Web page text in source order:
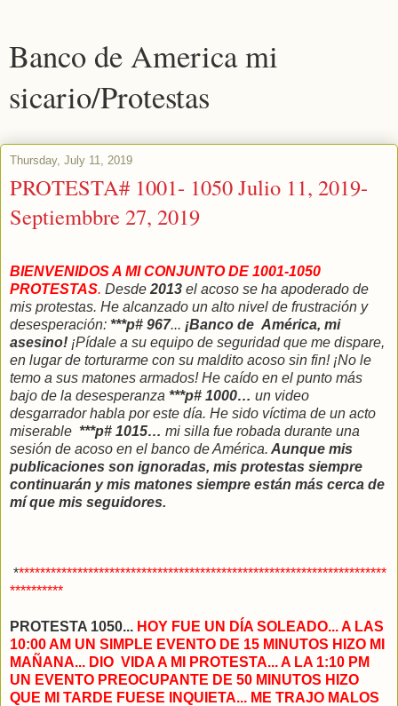
Banco de America mi
sicario/Protestas
Thursday, July 11, 2019
PROTESTA# 1001- 1050 Julio 11, 2019-
Septiembbre 27, 2019
BIENVENIDOS A MI CONJUNTO DE 1001-1050
PROTESTAS. Desde 2013 el acoso se ha apoderado de
mis protestas. He alcanzado un alto nivel de frustración y
desesperación: ***p# 967... ¡Banco de América, mi
asesino! ¡Pídale a su equipo de seguridad que me dispare,
en lugar de torturarme con su maldito acoso sin fin! ¡No le
temo a sus matones armados! He caído en el punto más
bajo de la desesperanza ***p# 1000… un video
desgarrador habla por este día. He sido víctima de un acto
miserable ***p# 1015… mi silla fue robada durante una
sesión de acoso en el banco de América. Aunque mis
publicaciones son ignoradas, mis protestas siempre
continuarán y mis matones siempre están más cerca de
mí que mis seguidores.
**********************************************************************
**********
PROTESTA 1050... HOY FUE UN DÍA SOLEADO... A LAS
10:00 AM UN SIMPLE EVENTO DE 15 MINUTOS HIZO MI
MAÑANA... DIO VIDA A MI PROTESTA... A LA 1:10 PM
UN EVENTO PREOCUPANTE DE 50 MINUTOS HIZO
QUE MI TARDE FUESE INQUIETA... ME TRAJO MALOS